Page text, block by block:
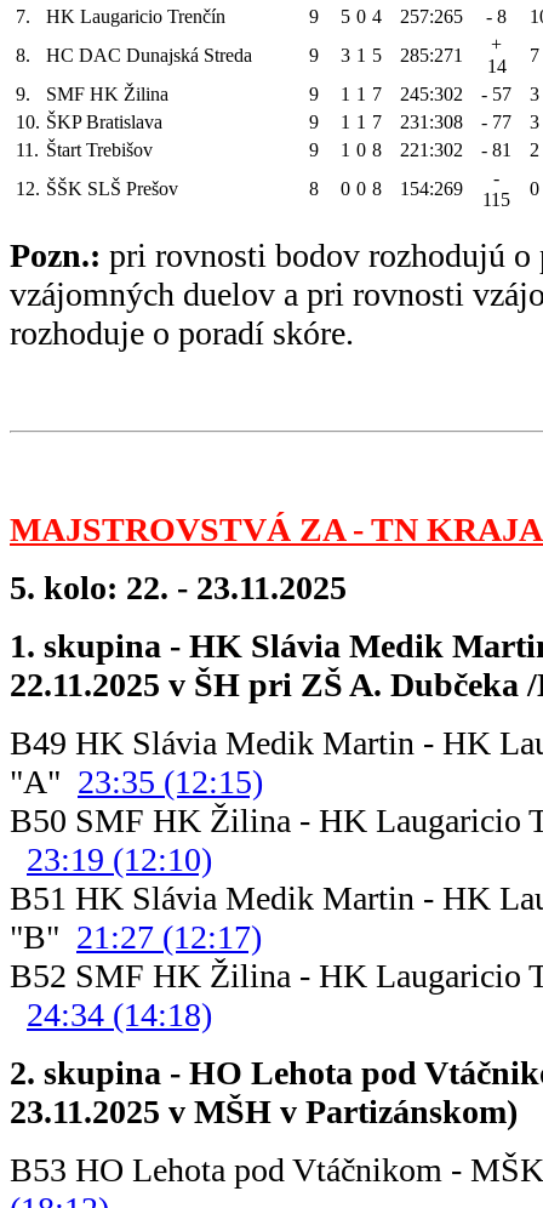
7.
HK Laugaricio Trenčín 9 5 0 4 257:265 - 8
8.
HC DAC Dunajská Streda 9 3 1 5 285:271
+
14
7
9.
SMF HK Žilina 9 1 1 7 245:302 - 57
3
10. ŠKP Bratislava 9 1 1 7 231:308 - 77
3
11. Štart Trebišov 9 1 0 8 221:302 - 81
2
12. ŠŠK SLŠ Prešov 8 0 0 8 154:269
-
115
0
Pozn.: pri rovnosti bodov rozhodujú o
vzájomných duelov a pri rovnosti
rozhoduje o poradí skóre.
MAJSTROVSTVÁ ZA - TN
5. kolo: 22. - 23.11.2025
1. skupina - HK Slávia Medik
22.11.2025 v ŠH pri ZŠ A. Dubčeka
B49 HK Slávia Medik Martin - HK
"A" 23:35 (12:15)
B50 SMF HK Žilina - HK
23:19 (12:10)
B51 HK Slávia Medik Martin - HK
"B" 21:27 (12:17)
B52 SMF HK Žilina - HK
24:34 (14:18)
2. skupina - HO Lehota pod
23.11.2025 v MŠH v Partizánskom)
B53 HO Lehota pod Vtáčnikom -